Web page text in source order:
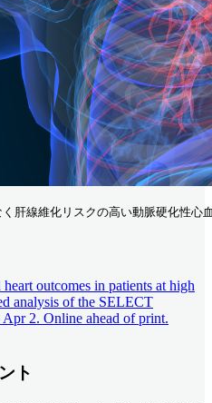
肝線維化リスクの高い動脈硬化性
outcomes in patients at high
analysis of the SELECT
2. Online ahead of print.
ト